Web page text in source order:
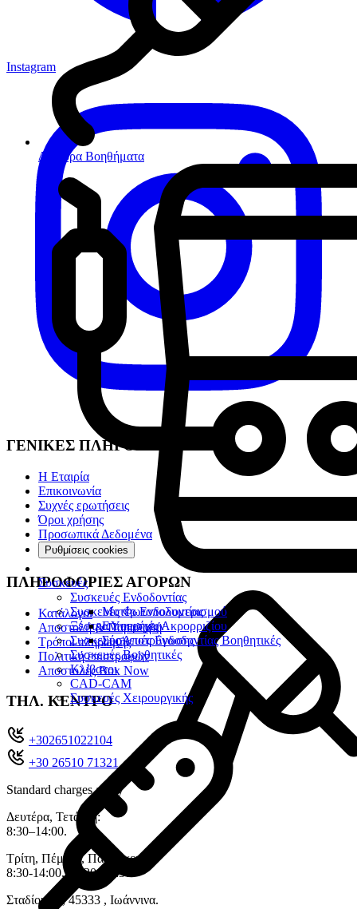
Διάφορα Βοηθήματα
Συσκευές
Συσκευές Ενδοδοντίας
Μοτέρ Ενδοδοντίας
Εντοπιστές Ακρορριζίου
Συσκευές Ενδοδοντίας Βοηθητικές
Συσκευές Φωτοπολυμερισμού
Ξέστρα Υπερήχων
Συσκευές Αποτρύγωσης
Συσκευές Βοηθητικές
Κλίβανοι
CAD-CAM
Συσκευές Χειρουργικής
Instagram
ΓΕΝΙΚΕΣ ΠΛΗΡΟΦΟΡΙΕΣ
Η Εταιρία
Επικοινωνία
Συχνές ερωτήσεις
Όροι χρήσης
Προσωπικά Δεδομένα
Ρυθμίσεις cookies
ΠΛΗΡΟΦΟΡΙΕΣ ΑΓΟΡΩΝ
Κατάλογοι
Αποστολή & Παραλαβή
Τρόποι πληρωμής
Πολιτική επιστροφών
Αποστολές Box Now
ΤΗΛ. ΚΕΝΤΡΟ
+302651022104
+30 26510 71321
Standard charges apply
Δευτέρα, Τετάρτη:
8:30–14:00.
Τρίτη, Πέμπτη, Παρασκευή:
8:30-14:00, 17:30–20:30.
Σταδίου 11, 45333 , Ιωάννινα.